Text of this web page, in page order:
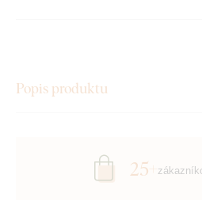
Popis produktu
25+